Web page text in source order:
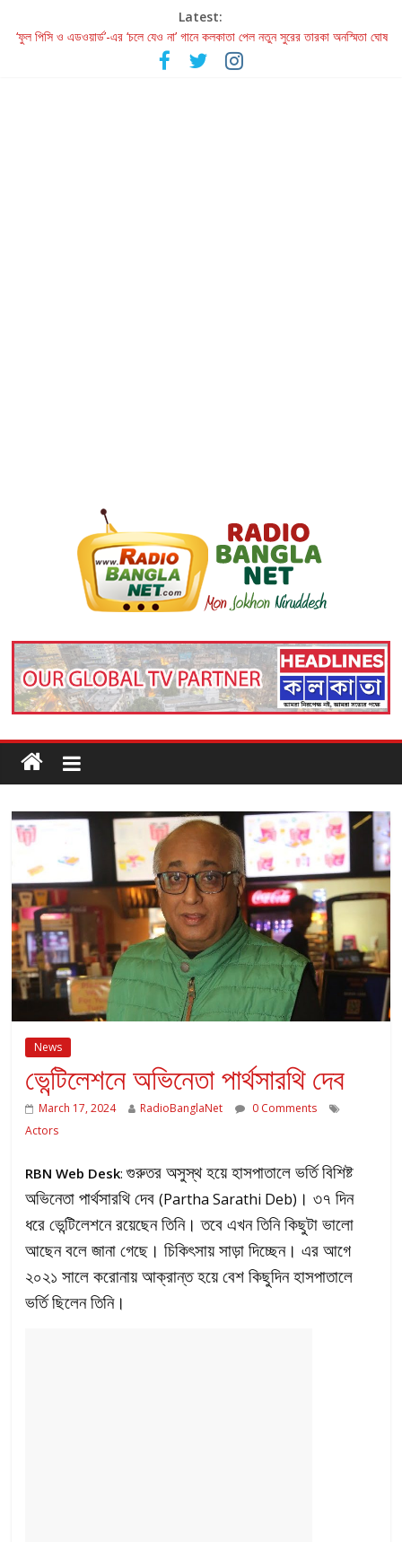
Latest:
‘ফুল পিসি ও এডওয়ার্ড’-এর ‘চলে যেও না’ গানে কলকাতা পেল নতুন সুরের তারকা অনস্মিতা ঘোষ
রবীন্দ্রনাথ ও গুলজারের সৃষ্টির মেলবন্ধনে মুগ্ধ করল ‘দুই তারার দোতারা’
কলের গান থেকে রীলস্ — বাঙালির গান শোনার বিবর্তনের গল্প
News
ভেন্টিলেশনে অভিনেতা পার্থসারথি দেব
March 17, 2024 RadioBanglaNet
0 Comments
Actors
RBN Web Desk:গুরুতর অসুস্থ হয়ে হাসপাতালে ভর্তি বিশিষ্ট
অভিনেতা পার্থসারথি দেব(Partha Sarathi Deb) । ৩৭ দিন
ধরে ভেন্টিলেশনে রয়েছেন তিনি। তবে এখন তিনি কিছুটা ভালো
আছেন বলে জানা গেছে। চিকিৎসায় সাড়া দিচ্ছেন। এর আগে
২০২১ সালে করোনায় আক্রান্ত হয়ে বেশ কিছুদিন হাসপাতালে
ভর্তি ছিলেন তিনি।